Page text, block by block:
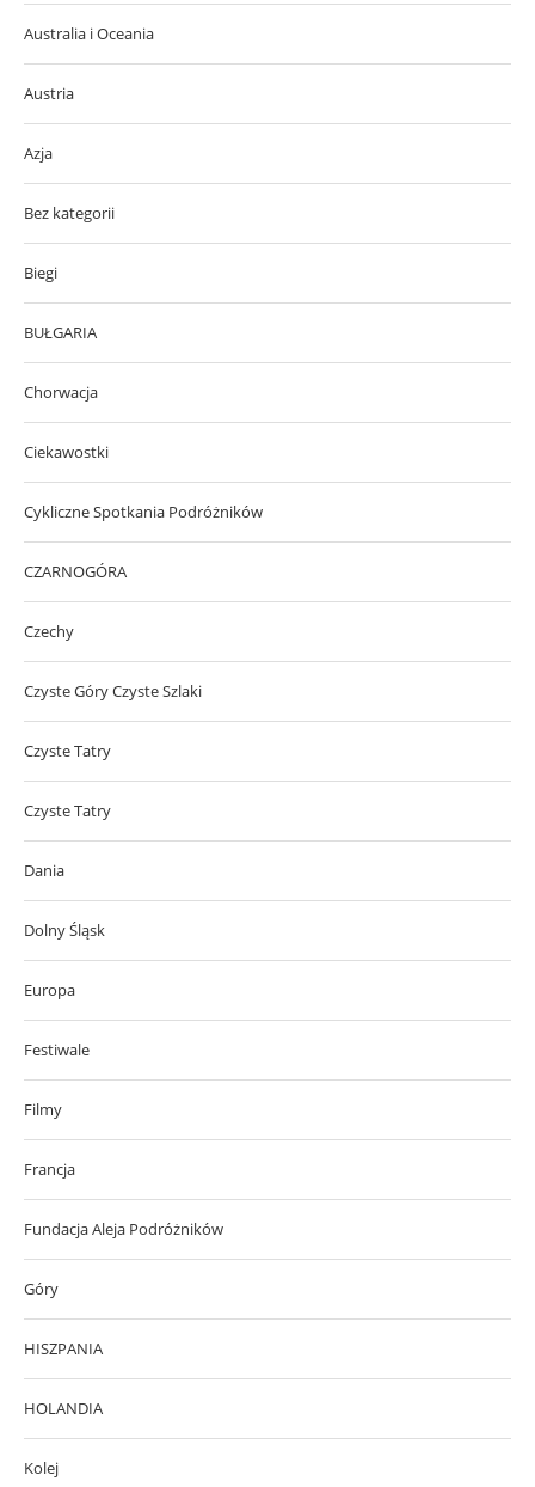
Australia i Oceania
Austria
Azja
Bez kategorii
Biegi
BUŁGARIA
Chorwacja
Ciekawostki
Cykliczne Spotkania Podróżników
CZARNOGÓRA
Czechy
Czyste Góry Czyste Szlaki
Czyste Tatry
Czyste Tatry
Dania
Dolny Śląsk
Europa
Festiwale
Filmy
Francja
Fundacja Aleja Podróżników
Góry
HISZPANIA
HOLANDIA
Kolej